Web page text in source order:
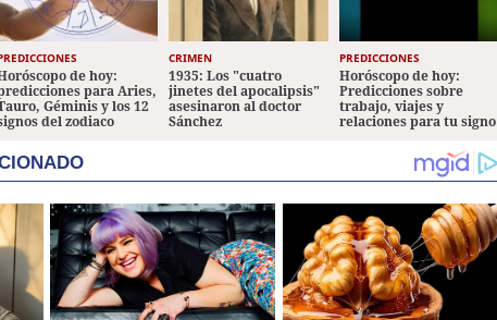
de hoy:
para Aries,
Géminis y los 12
del zodiaco
CRIMEN
1935: Los "cuatro
jinetes del apocalipsis"
asesinaron al doctor
Sánchez
PREDICCIONES
Horóscopo de hoy:
Predicciones sobre
trabajo, viajes y
relaciones para tu signo